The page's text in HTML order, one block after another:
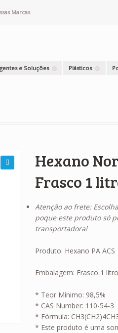
Marcas
e Soluções Plásticos
Hexano
Frasco 1
Atenção ao frete:
poque este produto só
transportadora!
Produto: Hexano PA ACS
Embalagem: Frasco 1 litro
* Teor Mínimo: 98,5%
* CAS Number: 110-54-3
* Fórmula:
* Este produto é uma